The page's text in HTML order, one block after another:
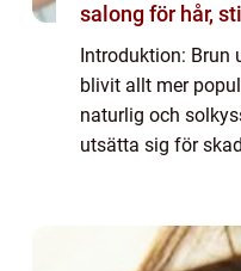
salong för hår,
Introduktion: Brun
blivit allt mer
naturlig och
utsätta sig för